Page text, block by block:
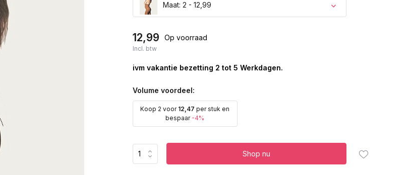
Maat: 2 - 12,99
12,99 Op voorraad
Incl. btw
ivm vakantie bezetting 2 tot 5 Werkdagen.
Volume voordeel:
Koop 2 voor 12,47 per stuk en
bespaar -4%
Shop nu